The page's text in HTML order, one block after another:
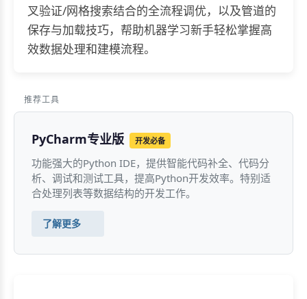
叉验证/网格搜索结合的全流程调优，以及管道的
保存与加载技巧，帮助机器学习新手轻松掌握高
效数据处理和建模流程。
推荐工具
PyCharm专业版 开发必备
功能强大的Python IDE，提供智能代码补全、代码分
析、调试和测试工具，提高Python开发效率。特别适
合处理列表等数据结构的开发工作。
了解更多